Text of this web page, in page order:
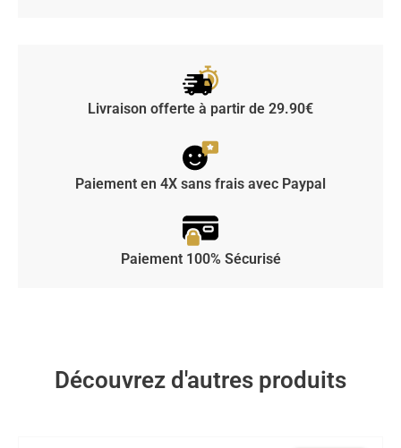
Livraison offerte à partir de 29.90€
Paiement en 4X sans frais avec Paypal
Paiement 100% Sécurisé
Découvrez d'autres produits